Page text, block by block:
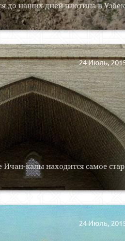
до наших дней плотина в
калы находится самое
24 Июль,
24 Июль,